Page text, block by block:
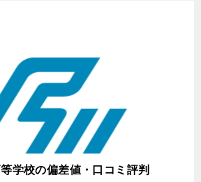
学校の偏差値・口コミ評判